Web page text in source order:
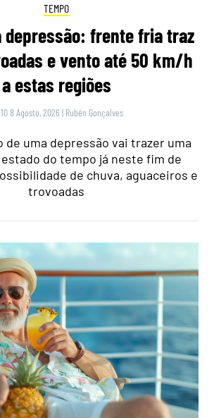
TEMPO
depressão: frente fria traz
e vento até 50 km/h
a estas regiões
8 Agosto, 2026 | Rubén Gonçalves
de uma depressão vai trazer uma
do tempo já neste fim de
de chuva, aguaceiros e
trovoadas